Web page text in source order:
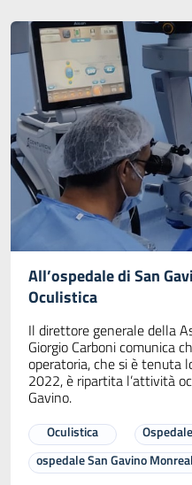
All’ospedale di San
Oculistica
Il direttore generale della
Giorgio Carboni comunica
operatoria, che si è tenuta
2022, è ripartita l’attività
Gavino.
Oculistica
ospedale San Gavino